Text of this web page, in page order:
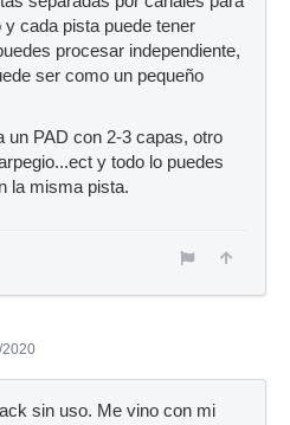
cada pista puede tener
procesar independiente,
ser como un pequeño
un PAD con 2-3 capas, otro
y todo lo puedes
la misma pista.
sin uso. Me vino con mi